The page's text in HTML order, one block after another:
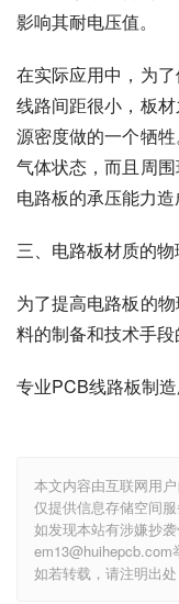
影响其耐电压值。
在实际应用中，为
线路间距很小，板
源密度做的一个牺
气体状态，而且周
电路板的承压能力造
三、电路板材质的
为了提高电路板的
料的制备和技术手段
专业PCB线路板制
本文内容由互联网用
仅提供信息存储空间
如发现本站有涉嫌抄
em13@huihepcb.com
如若转载，请注明出